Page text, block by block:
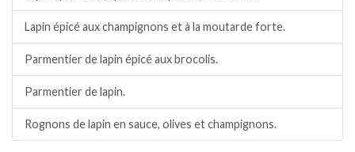
Lapin épicé aux champignons et à la moutarde forte.
Parmentier de lapin épicé aux brocolis.
Parmentier de lapin.
Rognons de lapin en sauce, olives et champignons.